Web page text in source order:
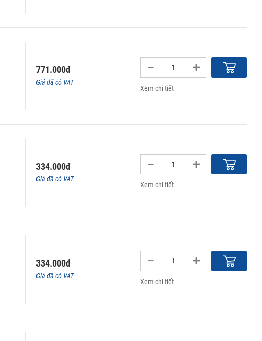
771.000đ
Giá đã có VAT
Xem chi tiết
334.000đ
Giá đã có VAT
Xem chi tiết
334.000đ
Giá đã có VAT
Xem chi tiết